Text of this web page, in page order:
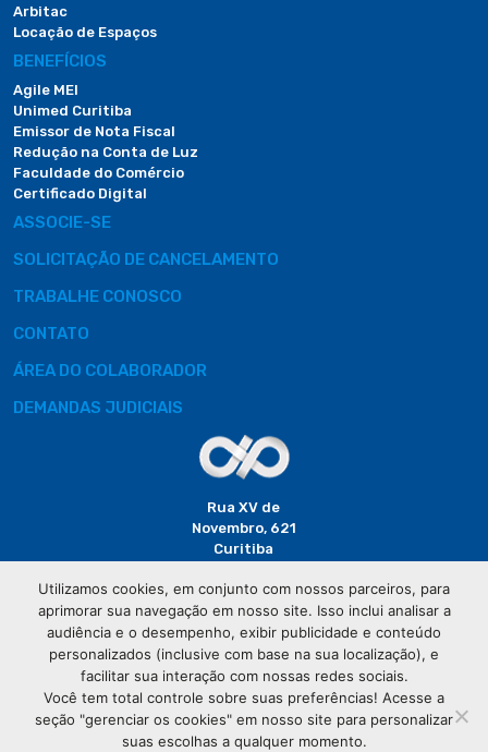
Arbitac
Locação de Espaços
BENEFÍCIOS
Agile MEI
Unimed Curitiba
Emissor de Nota Fiscal
Redução na Conta de Luz
Faculdade do Comércio
Certificado Digital
ASSOCIE-SE
SOLICITAÇÃO DE CANCELAMENTO
TRABALHE CONOSCO
CONTATO
ÁREA DO COLABORADOR
DEMANDAS JUDICIAIS
Rua XV de
Novembro, 621
Curitiba
(41) 3320-
2929
Utilizamos cookies, em conjunto com nossos parceiros, para
aprimorar sua navegação em nosso site. Isso inclui analisar a
audiência e o desempenho, exibir publicidade e conteúdo
personalizados (inclusive com base na sua localização), e
facilitar sua interação com nossas redes sociais.
Você tem total controle sobre suas preferências! Acesse a
seção "gerenciar os cookies" em nosso site para personalizar
suas escolhas a qualquer momento.